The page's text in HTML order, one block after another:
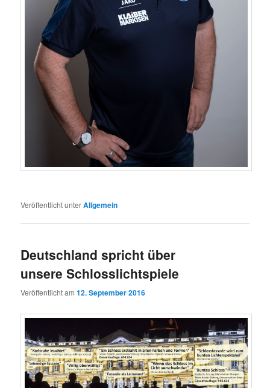
Veröffentlicht unterAllgemein
Deutschland spricht über
unsere Schlosslichtspiele
Veröffentlicht am12. September 2016